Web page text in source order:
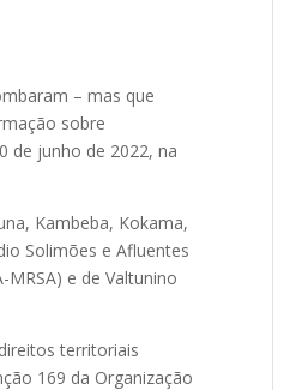
– mas que
sobre
de junho de 2022, na
Kambeba, Kokama,
Solimões e Afluentes
e de Valtunino
territoriais
169 da Organização